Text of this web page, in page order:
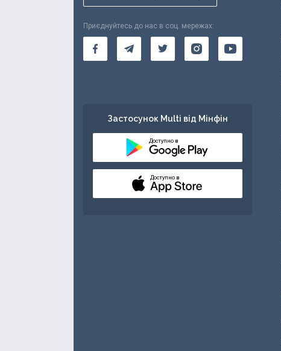
Приєднуйтесь до нас в соц. мережах:
Застосунок Multi від Мінфін
Доступно в
Доступно в